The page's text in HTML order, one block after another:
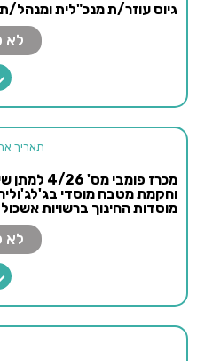
גיוס עוזר/ת מנכ"לית
לא
תאריך אחרון
מכרז פומבי
והקמת מטבח מוסדי
מוסדות החינוך ברשויות
לא